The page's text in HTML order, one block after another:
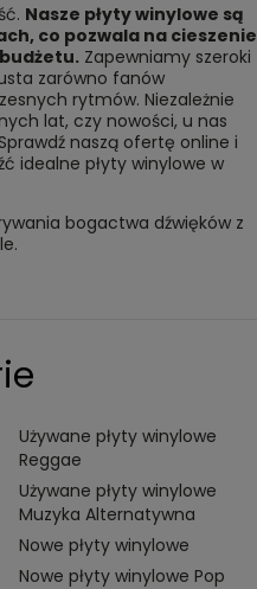
Nasze płyty winylowe są
co pozwala na cieszenie
Zapewniamy szeroki
zarówno fanów
rytmów. Niezależnie
lat, czy nowości, u nas
naszą ofertę online i
idealne płyty winylowe w
bogactwa dźwięków z
.
Używane płyty winylowe
Reggae
Używane płyty winylowe
Muzyka Alternatywna
Nowe płyty winylowe
Nowe płyty winylowe Pop